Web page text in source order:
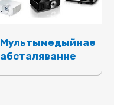
Мультымедыйнае
абсталяванне